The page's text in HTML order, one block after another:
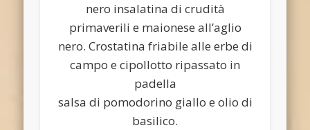
nero insalatina di crudità
primaverili e maionese all’aglio
nero. Crostatina friabile alle erbe di
campo e cipollotto ripassato in
padella
salsa di pomodorino giallo e olio di
basilico.